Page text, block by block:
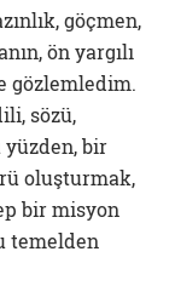
göçmen,
ön yargılı
gözlemledim.
sözü,
bir
oluşturmak,
bir misyon
temelden